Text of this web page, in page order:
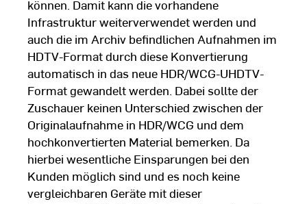
können. Damit kann die vorhandene
Infrastruktur weiterverwendet werden und
auch die im Archiv befindlichen Aufnahmen im
HDTV-Format durch diese Konvertierung
automatisch in das neue HDR/WCG-UHDTV-
Format gewandelt werden. Dabei sollte der
Zuschauer keinen Unterschied zwischen der
Originalaufnahme in HDR/WCG und dem
hochkonvertierten Material bemerken. Da
hierbei wesentliche Einsparungen bei den
Kunden möglich sind und es noch keine
vergleichbaren Geräte mit dieser